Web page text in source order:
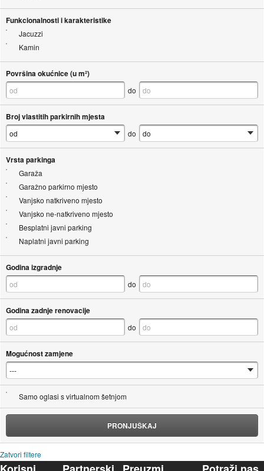
Funkcionalnosti i karakteristike
Jacuzzi
Kamin
Površina okućnice (u m²)
do
Broj vlastitih parkirnih mjesta
do
Vrsta parkinga
Garaža
Garažno parkirno mjesto
Vanjsko natkriveno mjesto
Vanjsko ne-natkriveno mjesto
Besplatni javni parking
Naplatni javni parking
Godina izgradnje
do
Godina zadnje renovacije
do
Mogućnost zamjene
Samo oglasi s virtualnom šetnjom
PRONJUŠKAJ
Zatvori filtere